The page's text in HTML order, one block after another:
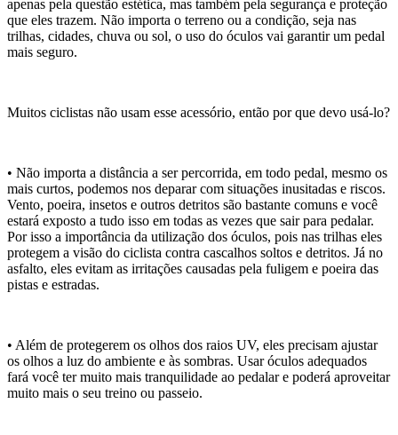
apenas pela questão estética, mas também pela segurança e proteção
que eles trazem. Não importa o terreno ou a condição, seja nas
trilhas, cidades, chuva ou sol, o uso do óculos vai garantir um pedal
mais seguro.
Muitos ciclistas não usam esse acessório, então por que devo usá-lo?
• Não importa a distância a ser percorrida, em todo pedal, mesmo os
mais curtos, podemos nos deparar com situações inusitadas e riscos.
Vento, poeira, insetos e outros detritos são bastante comuns e você
estará exposto a tudo isso em todas as vezes que sair para pedalar.
Por isso a importância da utilização dos óculos, pois nas trilhas eles
protegem a visão do ciclista contra cascalhos soltos e detritos. Já no
asfalto, eles evitam as irritações causadas pela fuligem e poeira das
pistas e estradas.
• Além de protegerem os olhos dos raios UV, eles precisam ajustar
os olhos a luz do ambiente e às sombras. Usar óculos adequados
fará você ter muito mais tranquilidade ao pedalar e poderá aproveitar
muito mais o seu treino ou passeio.